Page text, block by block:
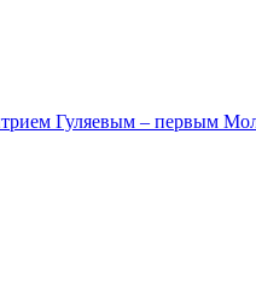
Гуляевым – первым